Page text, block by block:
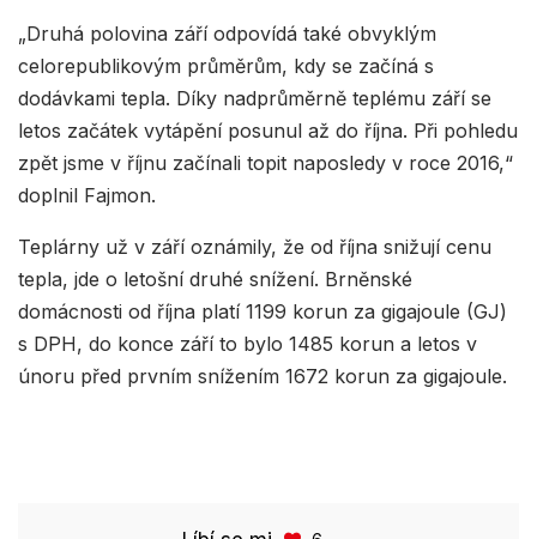
„Druhá polovina září odpovídá také obvyklým
celorepublikovým průměrům, kdy se začíná s
dodávkami tepla. Díky nadprůměrně teplému září se
letos začátek vytápění posunul až do října. Při pohledu
zpět jsme v říjnu začínali topit naposledy v roce 2016,“
doplnil Fajmon.
Teplárny už v září oznámily, že od října snižují cenu
tepla, jde o letošní druhé snížení. Brněnské
domácnosti od října platí 1199 korun za gigajoule (GJ)
s DPH, do konce září to bylo 1485 korun a letos v
únoru před prvním snížením 1672 korun za gigajoule.